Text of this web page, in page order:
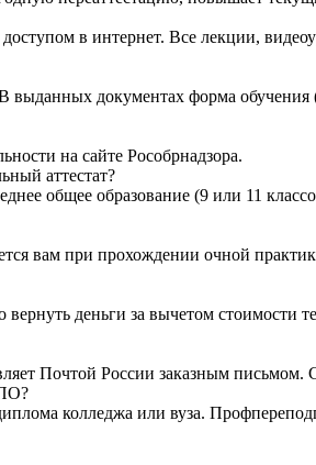
в интернет. Все лекции,
документах форма обучения
на сайте Рособрнадзора.
аттестат?
общее образование (9 или 11
вам при прохождении очной
деньги за вычетом
Почтой России заказным письмом.
колледжа или вуза.